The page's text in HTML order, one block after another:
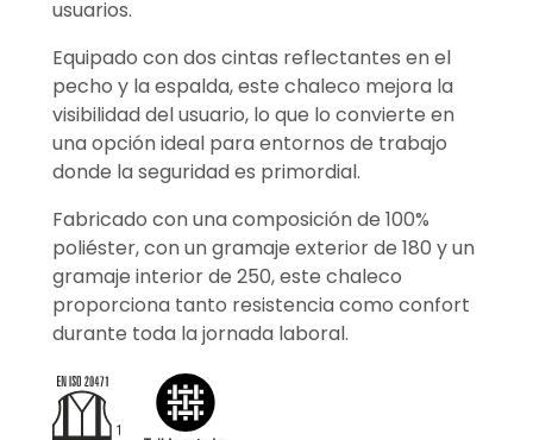
usuarios.
Equipado con dos cintas reflectantes en el
pecho y la espalda, este chaleco mejora la
visibilidad del usuario, lo que lo convierte en
una opción ideal para entornos de trabajo
donde la seguridad es primordial.
Fabricado con una composición de 100%
poliéster, con un gramaje exterior de 180 y un
gramaje interior de 250, este chaleco
proporciona tanto resistencia como confort
durante toda la jornada laboral.